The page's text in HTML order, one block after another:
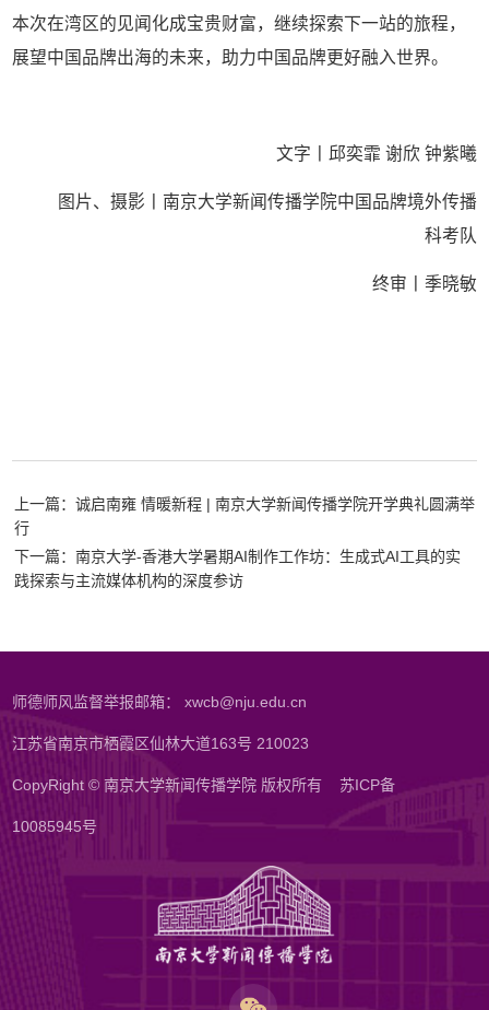
本次在湾区的见闻化成宝贵财富，继续探索下一站的旅程，
展望中国品牌出海的未来，助力中国品牌更好融入世界。
文字丨邱奕霏 谢欣 钟紫曦
图片、摄影丨南京大学新闻传播学院中国品牌境外传播
科考队
终审丨季晓敏
上一篇：诚启南雍 情暖新程 | 南京大学新闻传播学院开学典礼圆满举
行
下一篇：南京大学-香港大学暑期AI制作工作坊：生成式AI工具的实
践探索与主流媒体机构的深度参访
师德师风监督举报邮箱： xwcb@nju.edu.cn
江苏省南京市栖霞区仙林大道163号 210023
CopyRight © 南京大学新闻传播学院 版权所有苏ICP备
10085945号